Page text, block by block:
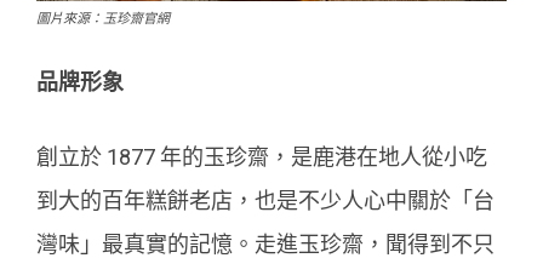
圖片來源：玉珍齋官網
品牌形象
創立於 1877 年的玉珍齋，是鹿港在地人從小吃
到大的百年糕餅老店，也是不少人心中關於「台
灣味」最真實的記憶。走進玉珍齋，聞得到不只